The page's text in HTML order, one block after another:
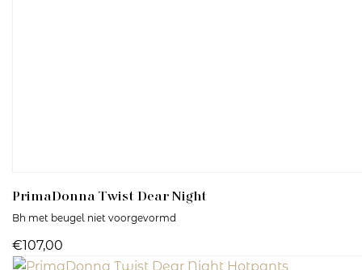
PrimaDonna Twist Dear Night
Bh met beugel niet voorgevormd
€107,00